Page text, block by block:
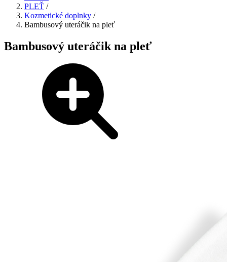
PLEŤ /
Kozmetické doplnky /
Bambusový uteráčik na pleť
Bambusový uteráčik na pleť